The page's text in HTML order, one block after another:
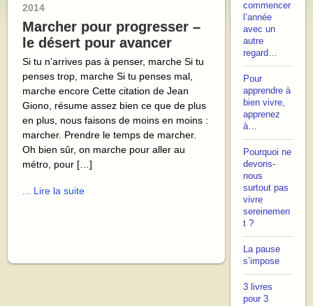
2014
Marcher pour progresser –
le désert pour avancer
Si tu n’arrives pas à penser, marche Si tu
penses trop, marche Si tu penses mal,
marche encore Cette citation de Jean
Giono, résume assez bien ce que de plus
en plus, nous faisons de moins en moins :
marcher. Prendre le temps de marcher.
Oh bien sûr, on marche pour aller au
métro, pour […]
... Lire la suite
commencer
l’année
avec un
autre
regard…
Pour
apprendre à
bien vivre,
apprenez
à…
Pourquoi ne
devons-
nous
surtout pas
vivre
sereinemen
t ?
La pause
s’impose
3 livres
pour 3